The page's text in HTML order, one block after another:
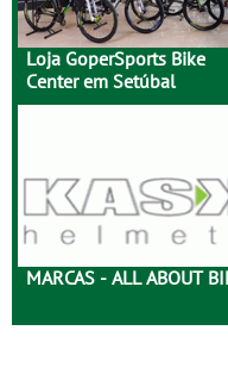
Loja GoperSports Bike
Center em Setúbal
MARCAS - ALL ABOUT